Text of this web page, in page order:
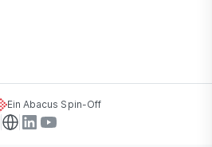
Ein Abacus Spin-Off